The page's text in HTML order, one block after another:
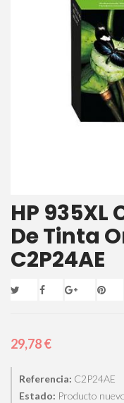
HP
De Tinta
C2P24AE
29,78 €
Referencia: C2P24AE
Estado: Producto